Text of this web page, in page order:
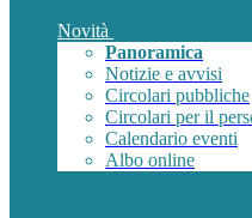
Novità
Panoramica
Notizie e avvisi
Circolari pubbliche
Circolari per il
Calendario eventi
Albo online